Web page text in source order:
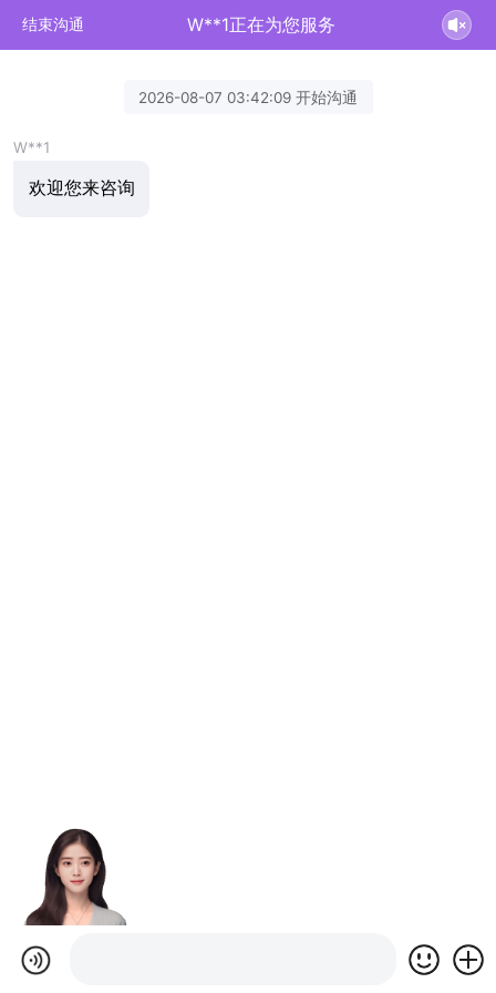
结束沟通 W**1正在为您服务
2026-08-07 03:42:09 开始沟通
W**1
欢迎您来咨询